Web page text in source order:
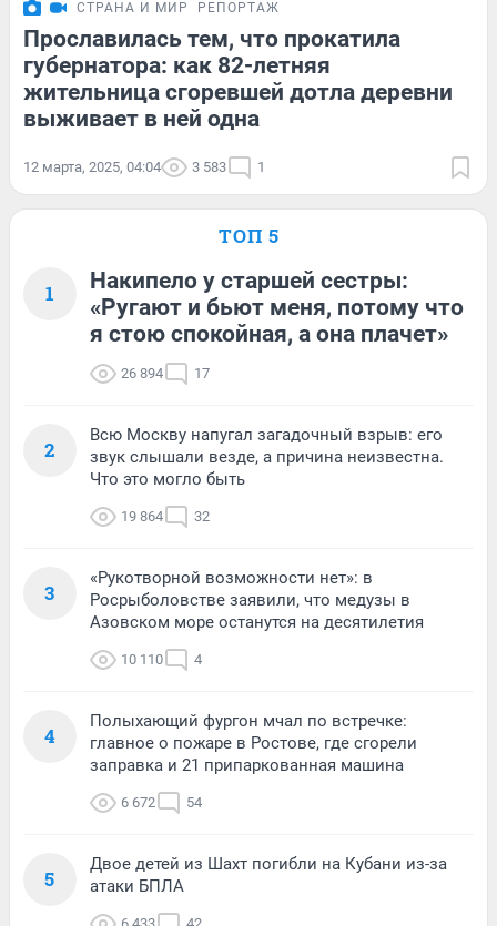
СТРАНА И МИР РЕПОРТАЖ
Прославилась тем, что прокатила
губернатора: как 82-летняя
жительница сгоревшей дотла деревни
выживает в ней одна
12 марта, 2025, 04:04 3 583 1
ТОП 5
1
Накипело у старшей сестры:
«Ругают и бьют меня, потому что
я стою спокойная, а она плачет»
26 894 17
2
Всю Москву напугал загадочный взрыв: его
звук слышали везде, а причина неизвестна.
Что это могло быть
19 864 32
3
«Рукотворной возможности нет»: в
Росрыболовстве заявили, что медузы в
Азовском море останутся на десятилетия
10 110 4
4
Полыхающий фургон мчал по встречке:
главное о пожаре в Ростове, где сгорели
заправка и 21 припаркованная машина
6 672 54
5
Двое детей из Шахт погибли на Кубани из-за
атаки БПЛА